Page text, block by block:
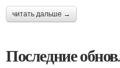
читать дальше →
Последние